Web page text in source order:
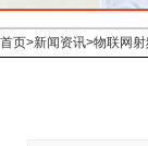
首页>新闻资讯>物联网